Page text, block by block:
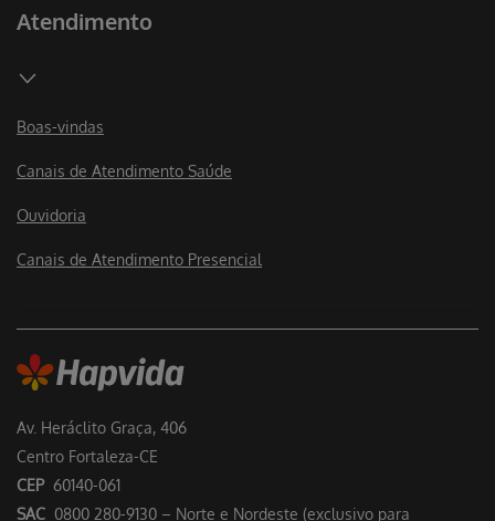
Av. Heráclito Graça, 406
Centro Fortaleza-CE
CEP 60140-061
SAC 0800 280-9130 – Norte e Nordeste (exclusivo para
Atendimento
Boas-vindas
Canais de Atendimento Saúde
Ouvidoria
Canais de Atendimento Presencial